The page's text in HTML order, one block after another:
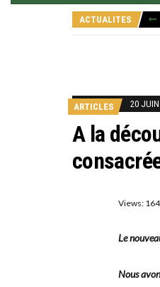
ACTUALITES
ARTICLES 20
A la
Views: 164
Le
Nous